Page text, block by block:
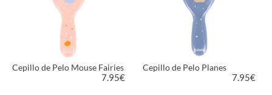
Cepillo de Pelo Mouse Fairies
7.95€
Cepillo de Pelo Planes
7.95€